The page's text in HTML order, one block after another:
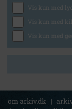
Vis kun med
Vis kun med
Vis kun med
om arkiv.dk |